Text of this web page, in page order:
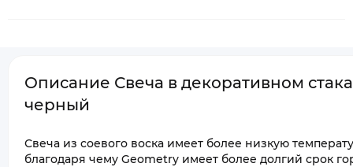
Описание Свеча в декоративном
черный
Свеча из соевого воска имеет более низкую
благодаря чему Geometry имеет более долгий срок